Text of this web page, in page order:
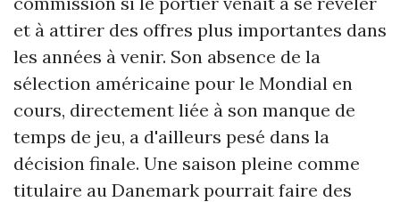
et à attirer des offres plus importantes dans
les années à venir. Son absence de la
sélection américaine pour le Mondial en
cours, directement liée à son manque de
temps de jeu, a d'ailleurs pesé dans la
décision finale. Une saison pleine comme
titulaire au Danemark pourrait faire des